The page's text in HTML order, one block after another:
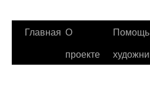
Главная О
проекте
Помощь